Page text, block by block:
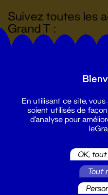
Suivez toutes les
Grand T :
billetterie@leGrandT.fr
En utilisant ce site,
soient utilisés de
d'analyse pour
OK,
Tout